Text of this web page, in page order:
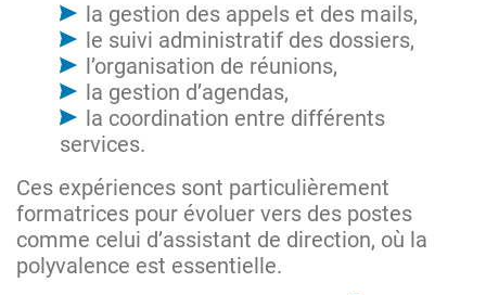
la gestion des appels et des mails,
le suivi administratif des dossiers,
l’organisation de réunions,
la gestion d’agendas,
la coordination entre différents
services.
Ces expériences sont particulièrement
formatrices pour évoluer vers des postes
comme celui d’assistant de direction, où la
polyvalence est essentielle.